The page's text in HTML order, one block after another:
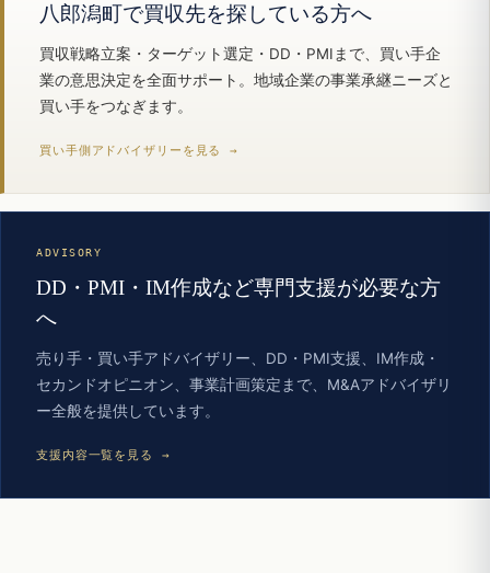
八郎潟町で買収先を探している方へ
買収戦略立案・ターゲット選定・DD・PMIまで、買い手企
業の意思決定を全面サポート。地域企業の事業承継ニーズと
買い手をつなぎます。
買い手側アドバイザリーを見る →
ADVISORY
DD・PMI・IM作成など専門支援が必要な方
へ
売り手・買い手アドバイザリー、DD・PMI支援、IM作成・
セカンドオピニオン、事業計画策定まで、M&Aアドバイザリ
ー全般を提供しています。
支援内容一覧を見る →